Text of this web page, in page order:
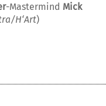
-Mastermind Mick
H‘Art)